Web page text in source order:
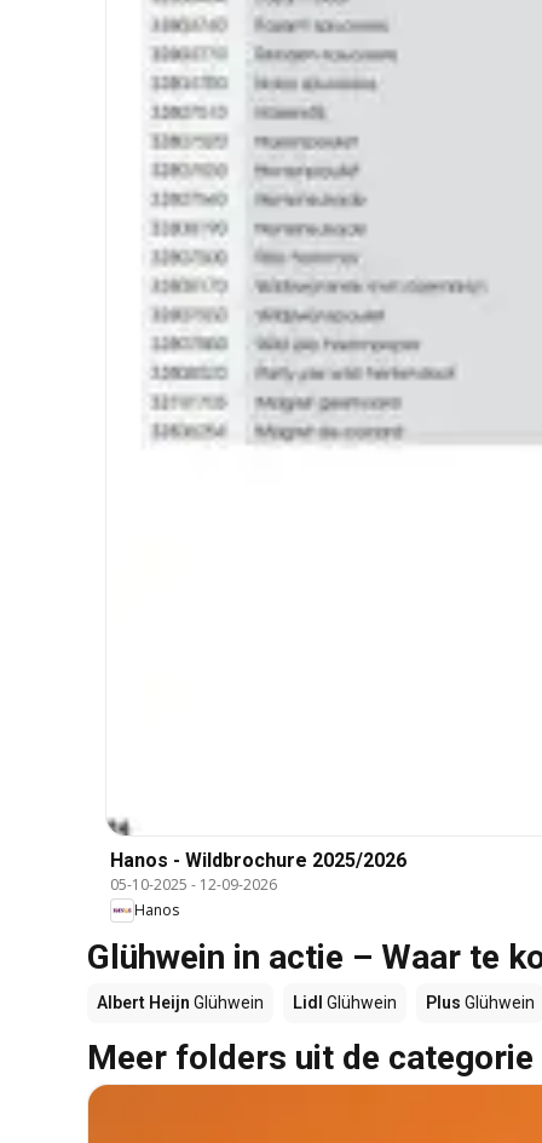
Hanos - Wildbrochure 2025/2026
05-10-2025 - 12-09-2026
Hanos
Glühwein in actie – Waar te
Albert Heijn Glühwein Lidl Glühwein Plus Glühwein
Meer folders uit de categorie